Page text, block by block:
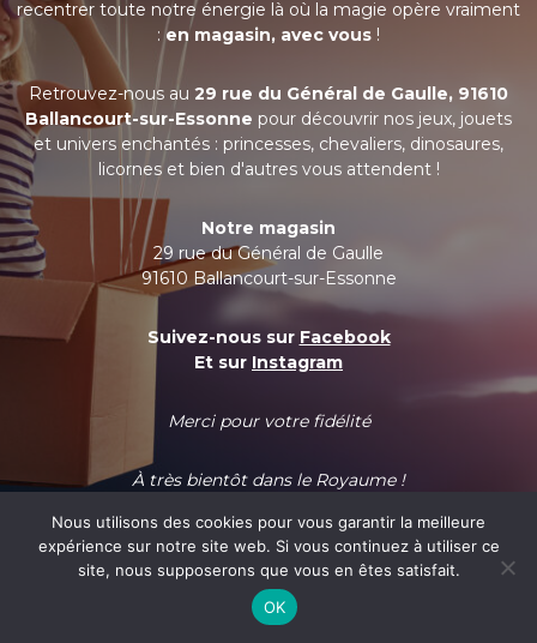
recentrer toute notre énergie là où la magie opère vraiment
:en magasin, avec vous !
Retrouvez-nous au 29 rue du Général de Gaulle, 91610
Ballancourt-sur-Essonne pour découvrir nos jeux, jouets
et univers enchantés : princesses, chevaliers, dinosaures,
licornes et bien d'autres vous attendent !
Notre magasin
29 rue du Général de Gaulle
91610 Ballancourt-sur-Essonne
Suivez-nous sur Facebook
Et sur Instagram
Merci pour votre fidélité
À très bientôt dans le Royaume !
Nous utilisons des cookies pour vous garantir la meilleure
expérience sur notre site web. Si vous continuez à utiliser ce
site, nous supposerons que vous en êtes satisfait.
OK